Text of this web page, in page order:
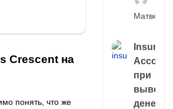
Crescent на
понять, что же
Матвей
Account
при
выводе
денег у